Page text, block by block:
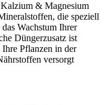
& Magnesium
die speziell
Wachstum Ihrer
Düngerzusatz ist
Ihre Pflanzen in der
versorgt